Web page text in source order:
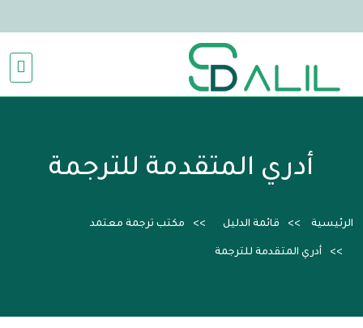
أدري المتقدمة للترجمة
الرئيسية قائمة الدليل مكتب ترجمة معتمد
أدري المتقدمة للترجمة